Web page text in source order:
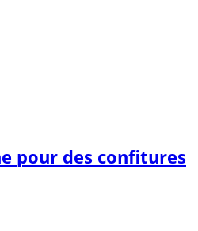
pour des confitures